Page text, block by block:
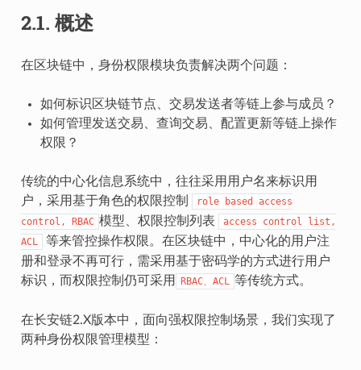
2.1. 概述
在区块链中，身份权限模块负责解决两个问题：
如何标识区块链节点、交易发送者等链上参与成员？
如何管理发送交易、查询交易、配置更新等链上操作
权限？
传统的中心化信息系统中，往往采用用户名来标识用
户，采用基于角色的权限控制
role based
access
control,
RBAC 模型、权限控制列表 access control
list,
ACL
等来管控操作权限。在区块链中，中心化的用户注
册和登录不再可行，需采用基于密码学的方式进行用户
标识，而权限控制仍可采用
RBAC、ACL 等传统方式。
在长安链2.X版本中，面向强权限控制场景，我们实现了
两种身份权限管理模型：